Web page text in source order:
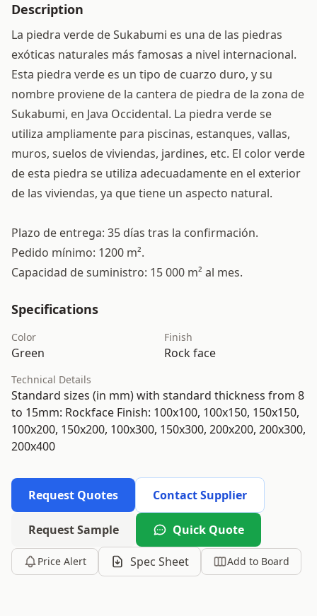
Description
La piedra verde de Sukabumi es una de las piedras
exóticas naturales más famosas a nivel internacional.
Esta piedra verde es un tipo de cuarzo duro, y su
nombre proviene de la cantera de piedra de la zona de
Sukabumi, en Java Occidental. La piedra verde se
utiliza ampliamente para piscinas, estanques, vallas,
muros, suelos de viviendas, jardines, etc. El color verde
de esta piedra se utiliza adecuadamente en el exterior
de las viviendas, ya que tiene un aspecto natural.
Plazo de entrega: 35 días tras la confirmación.
Pedido mínimo: 1200 m².
Capacidad de suministro: 15 000 m² al mes.
Specifications
Color
Green
Finish
Rock face
Technical Details
Standard sizes (in mm) with standard thickness from 8
to 15mm: Rockface Finish: 100x100, 100x150, 150x150,
100x200, 150x200, 100x300, 150x300, 200x200, 200x300,
200x400
Request Quotes Contact Supplier
Request Sample Quick Quote
Price Alert Spec Sheet Add to Board